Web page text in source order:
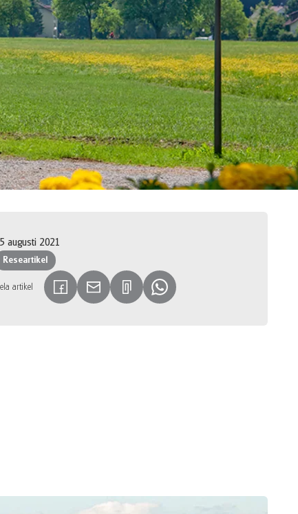
augusti 2021
Researtikel
artikel (Länken öppnas i en ny flik)
(Länken öppnas i en ny flik)(Länken öppnas i en ny flik)